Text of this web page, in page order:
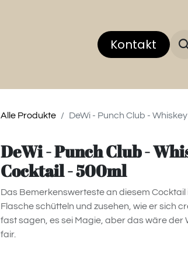
Über uns Über
Kontakt
Alle Produkte DeWi - Punch Club -
DeWi - Punch Club -
Cocktail - 500ml
Das Bemerkenswerteste an diesem
Flasche schütteln und zusehen, wie er sich
fast sagen, es sei Magie, aber das wäre
fair.